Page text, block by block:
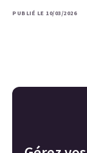
PUBLIÉ LE 10/03/2026